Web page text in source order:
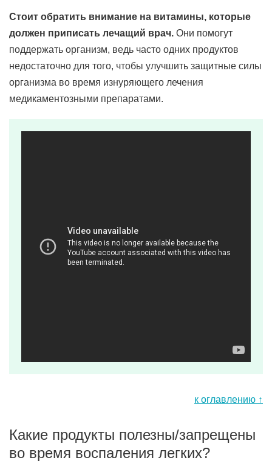
Стоит обратить внимание на витамины, которые
должен приписать лечащий врач. Они помогут
поддержать организм, ведь часто одних продуктов
недостаточно для того, чтобы улучшить защитные силы
организма во время изнуряющего лечения
медикаментозными препаратами.
к оглавлению ↑
Какие продукты полезны/запрещены
во время воспаления легких?